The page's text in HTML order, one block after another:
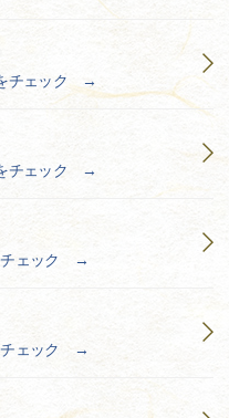
チェック →
チェック →
チェック →
チェック →